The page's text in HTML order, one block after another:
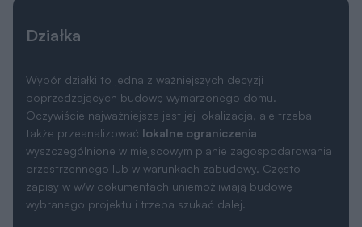
Działka
Wybór działki to jedna z ważniejszych decyzji
poprzedzających budowę wymarzonego domu.
Oczywiście najważniejsza jest jej lokalizacja, ale trzeba
także przeanalizować lokalne ograniczenia
wyszczególnione w miejscowym planie zagospodarowania
przestrzennego lub w warunkach zabudowy. Często
zapisy w w/w dokumentach uniemożliwiają budowę
wybranego projektu i trzeba szukać dalej.